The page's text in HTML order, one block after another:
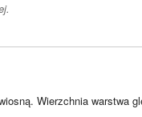
Wierzchnia warstwa